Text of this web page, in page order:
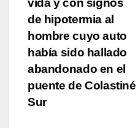
de
entradas
vida y con signos
de hipotermia al
hombre cuyo auto
había sido hallado
abandonado en el
puente de Colastiné
Sur